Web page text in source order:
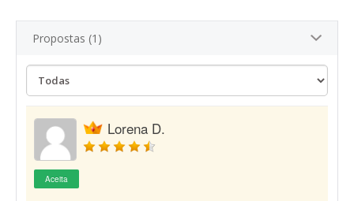
Propostas (1)
Lorena D.
Aceita